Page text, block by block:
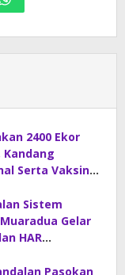
2400 Ekor
Kandang
Serta Vaksin
Sistem
Gelar
HAR
Pasokan